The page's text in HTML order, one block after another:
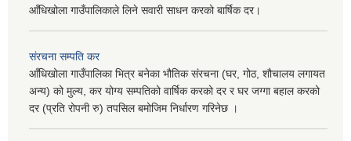
आँधिखोला गाउँपालिकाले लिने सवारी साधन करको बार्षिक दर।
संरचना सम्पति कर
आँधिखोला गाउँपालिका भित्र बनेका भौतिक संरचना (घर, गोठ, शौचालय लगायत
अन्य) को मुल्य, कर योग्य सम्पतिको वार्षिक करको दर र घर जग्गा बहाल करको
दर (प्रति रोपनी रु) तपसिल बमोजिम निर्धारण गरिनेछ ।